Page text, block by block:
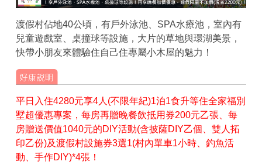
渡假村佔地40公頃，有戶外泳池、SPA水療池，室內有
兒童遊戲室、桌撞球等設施，大片的草地與環湖美景，
快帶小朋友來體驗住自己住專屬小木屋的魅力！
平日入住4280元享4人(不限年紀)1泊1食升等住全家福別
墅超優惠專案，每房再贈晚餐飲抵用券200元乙張、每
房贈送價值1040元的DIY活動(含披薩DIY乙個、雙人拓
印乙份)及渡假村設施券3選1(村內單車1小時、釣魚活
動、手作DIY)*4張！